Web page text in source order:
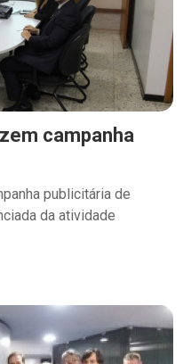
campanha
publicitária de
da atividade